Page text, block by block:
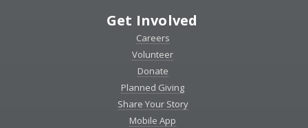
Get Involved
Careers
Volunteer
Donate
Planned Giving
Share Your Story
Mobile App